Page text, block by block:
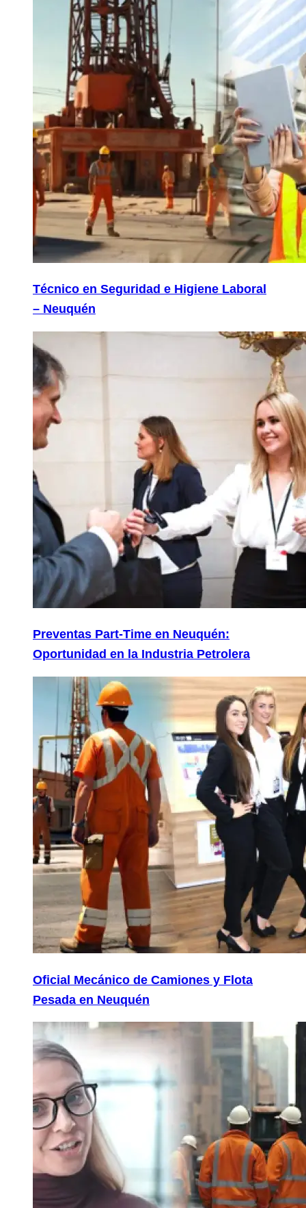
Técnico en Seguridad e Higiene Laboral
– Neuquén
Preventas Part-Time en Neuquén:
Oportunidad en la Industria Petrolera
Oficial Mecánico de Camiones y Flota
Pesada en Neuquén